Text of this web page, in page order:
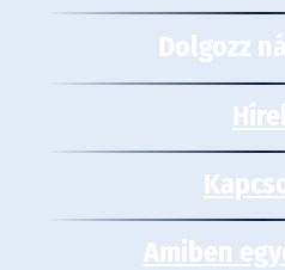
Dolgozz
Amiben